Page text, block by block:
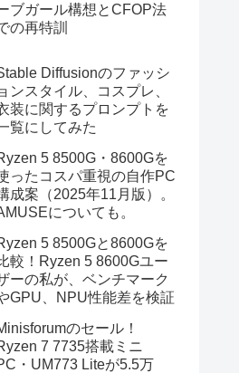
ブガール構想とCFOP法
の再特訓
Diffusionのファッシ
ョンスタイル、コスプレ、
装に関するプロンプトを
覧にしてみた
5 8500G・8600Gを
ったコスパ重視の自作PC
成案（2025年11月版）。
についても。
5 8500Gと8600Gを
較！Ryzen 5 8600Gユー
ーの私が、ベンチマーク
GPU、NPU性能差を検証
のセール！
7 7735搭載ミニ
・UM773 Liteが5.5万